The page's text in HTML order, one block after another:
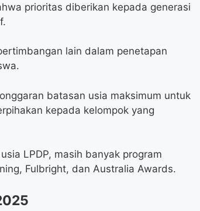
prioritas diberikan kepada generasi
lain dalam penetapan
batasan usia maksimum untuk
kepada kelompok yang
LPDP, masih banyak program
Fulbright, dan Australia Awards.